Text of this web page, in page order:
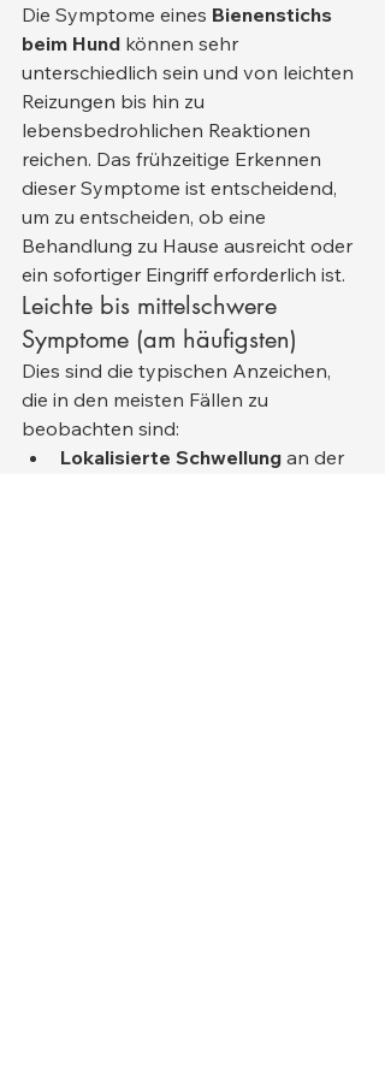
Die Symptome eines Bienenstichs
beim Hund können sehr
unterschiedlich sein und von leichten
Reizungen bis hin zu
lebensbedrohlichen Reaktionen
reichen. Das frühzeitige Erkennen
dieser Symptome ist entscheidend,
um zu entscheiden, ob eine
Behandlung zu Hause ausreicht oder
ein sofortiger Eingriff erforderlich ist.
Leichte bis mittelschwere
Symptome (am häufigsten)
Dies sind die typischen Anzeichen,
die in den meisten Fällen zu
beobachten sind:
Lokalisierte Schwellung an der